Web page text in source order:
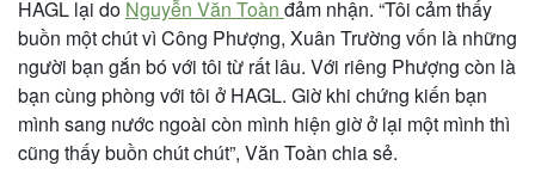
HAGL lại do Nguyễn Văn Toàn đảm nhận. “Tôi cảm thấy
buồn một chút vì Công Phượng, Xuân Trường vốn là những
người bạn gắn bó với tôi từ rất lâu. Với riêng Phượng còn là
bạn cùng phòng với tôi ở HAGL. Giờ khi chứng kiến bạn
mình sang nước ngoài còn mình hiện giờ ở lại một mình thì
cũng thấy buồn chút chút”, Văn Toàn chia sẻ.